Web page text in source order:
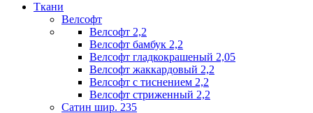
Ткани
Велсофт
Велсофт 2,2
Велсофт бамбук 2,2
Велсофт гладкокрашеный 2,05
Велсофт жаккардовый 2,2
Велсофт с тиснением 2,2
Велсофт стриженный 2,2
Сатин шир. 235